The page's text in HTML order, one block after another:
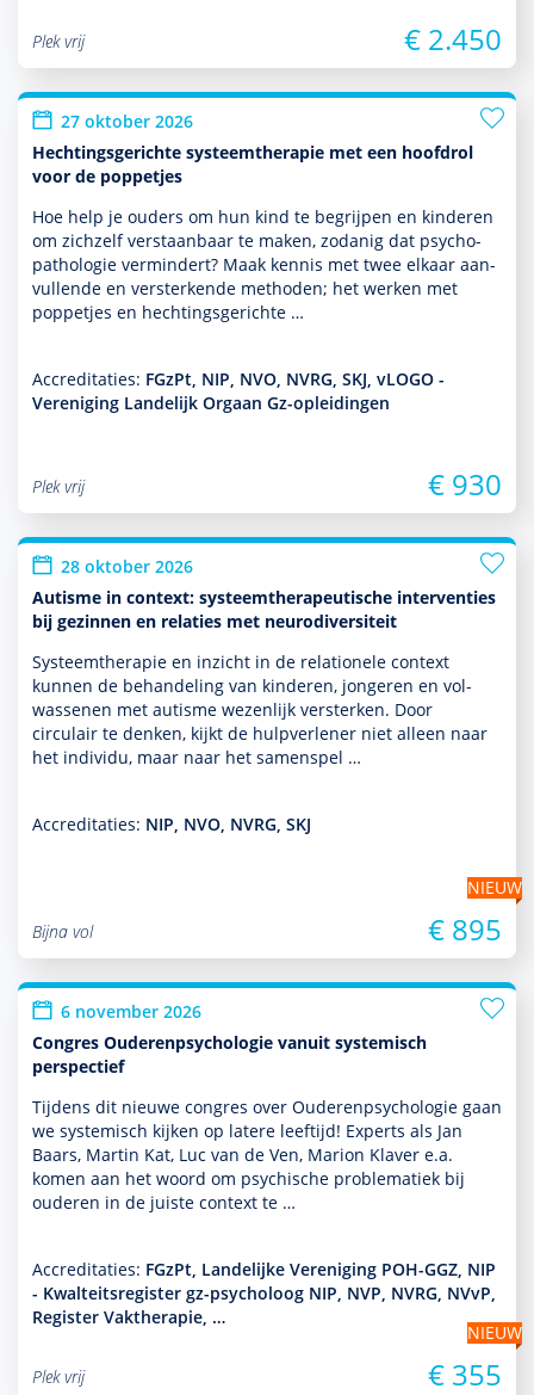
Plek vrij € 2.450
27 oktober 2026
Hechtingsgerichte systeemtherapie met een hoofdrol
voor de poppetjes
Hoe help je ouders om hun kind te begrijpen en kin­de­ren
om zichzelf ver­staan­baar te maken, zodanig dat psycho­
patho­logie vermindert? Maak kennis met twee elkaar aan­
vullende en versterkende methoden; het werken met
poppetjes en hechtingsgerichte …
Accreditaties: FGzPt, NIP, NVO, NVRG, SKJ, vLOGO -
Vereniging Landelijk Orgaan Gz-opleidingen
Plek vrij € 930
28 oktober 2026
Autisme in context: systeemtherapeutische interventies
bij gezinnen en relaties met neurodiversiteit
Systeemthera­pie en inzicht in de rela­tio­nele context
kunnen de behan­del­ing van kin­de­ren, jongeren en vol­
was­senen met autisme wezenlijk versterken. Door
circulair te denken, kijkt de hulp­ver­le­ner niet alleen naar
het individu, maar naar het samenspel …
Accreditaties: NIP, NVO, NVRG, SKJ
NIEUW
Bijna vol
€ 895
6 november 2026
Congres Ouderenpsychologie vanuit systemisch
perspectief
Tijdens dit nieuwe congres over Ouderenpsycho­logie gaan
we systemisch kijken op latere leeftijd! Experts als Jan
Baars, Martin Kat, Luc van de Ven, Marion Klaver e.a.
komen aan het woord om psychische proble­ma­tiek bij
ouderen in de juiste context te …
Accreditaties: FGzPt, Landelijke Vereniging POH-GGZ, NIP
- Kwalteitsregister gz-psycholoog NIP, NVP, NVRG, NVvP,
Register Vaktherapie, …
NIEUW
Plek vrij
€ 355